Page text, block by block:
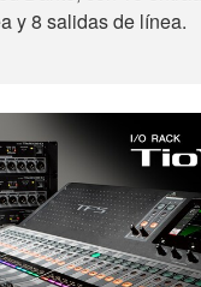
y 8 salidas de línea.